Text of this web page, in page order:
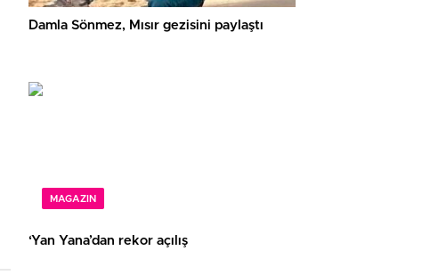
Damla Sönmez, Mısır gezisini paylaştı
MAGAZIN
‘Yan Yana’dan rekor açılış